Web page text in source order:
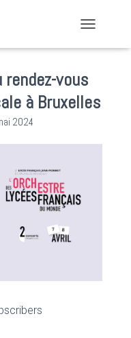
rendez-vous
à Bruxelles
2024